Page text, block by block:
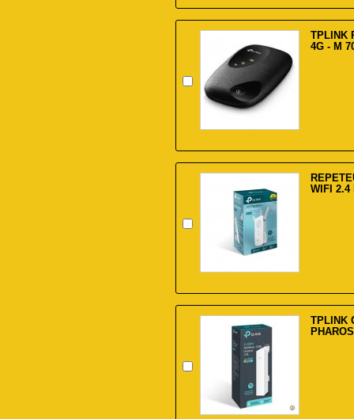
TPLINK
4G - M
WIFI 2.4
TPLINK